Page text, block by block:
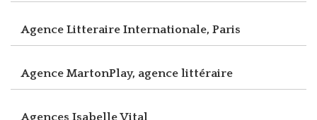
Agence Litteraire Internationale, Paris
Agence MartonPlay, agence littéraire
Agences Isabelle Vital